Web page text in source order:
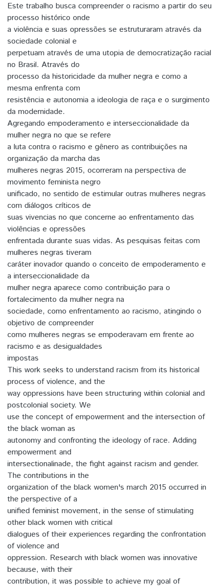
Este trabalho busca compreender o racismo a partir do seu
processo histórico onde
a violência e suas opressões se estruturaram através da
sociedade colonial e
perpetuam através de uma utopia de democratização racial
no Brasil. Através do
processo da historicidade da mulher negra e como a
mesma enfrenta com
resistência e autonomia a ideologia de raça e o surgimento
da modernidade.
Agregando empoderamento e interseccionalidade da
mulher negra no que se refere
a luta contra o racismo e gênero as contribuições na
organização da marcha das
mulheres negras 2015, ocorreram na perspectiva de
movimento feminista negro
unificado, no sentido de estimular outras mulheres negras
com diálogos críticos de
suas vivencias no que concerne ao enfrentamento das
violências e opressões
enfrentada durante suas vidas. As pesquisas feitas com
mulheres negras tiveram
caráter inovador quando o conceito de empoderamento e
a interseccionalidade da
mulher negra aparece como contribuição para o
fortalecimento da mulher negra na
sociedade, como enfrentamento ao racismo, atingindo o
objetivo de compreender
como mulheres negras se empoderavam em frente ao
racismo e as desigualdades
impostas
This work seeks to understand racism from its historical
process of violence, and the
way oppressions have been structuring within colonial and
postcolonial society. We
use the concept of empowerment and the intersection of
the black woman as
autonomy and confronting the ideology of race. Adding
empowerment and
intersectionalinade, the fight against racism and gender.
The contributions in the
organization of the black women's march 2015 occurred in
the perspective of a
unified feminist movement, in the sense of stimulating
other black women with critical
dialogues of their experiences regarding the confrontation
of violence and
oppression. Research with black women was innovative
because, with their
contribution, it was possible to achieve my goal of